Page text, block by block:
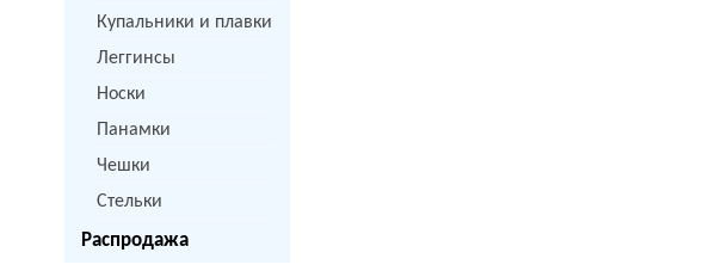
Купальники и плавки
Леггинсы
Носки
Панамки
Чешки
Стельки
Распродажа